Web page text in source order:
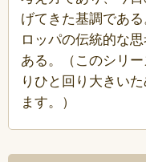
げてきた基調であ
ロッパの伝統的な
ある。（このシリ
りひと回り大きい
ます。）